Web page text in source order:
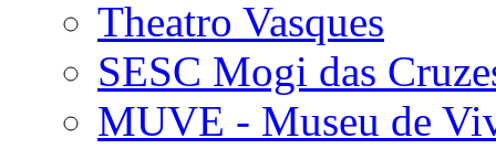
Theatro Vasques
SESC Mogi das
MUVE - Museu de